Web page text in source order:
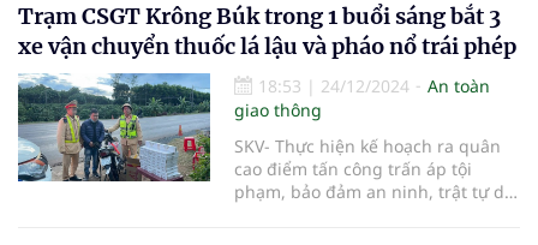
phủ về nâng cao hiệu quả công tác
bảo đảm trật tự, an toàn giao
thông (TTATGT).
Trạm CSGT Krông Búk trong 1 buổi sáng bắt 3
xe vận chuyển thuốc lá lậu và pháo nổ trái phép
18:53 | 24/12/2024
An toàn
giao thông
SKV- Thực hiện kế hoạch ra quân
cao điểm tấn công trấn áp tội
phạm, bảo đảm an ninh, trật tự dịp